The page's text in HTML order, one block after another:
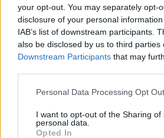
your opt-out. You may separately opt-
disclosure of your personal
IAB’s list of downstream participants.
also be disclosed by us to third parties
Downstream Participants that may
Personal Data Processing Opt
I want to opt-out of the Sharing of
personal data.
Opted In
Σημαντικά νέα για την υγεία στο